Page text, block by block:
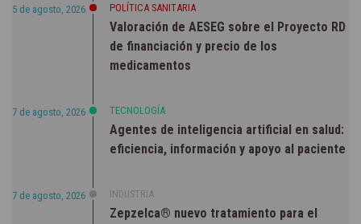
5 de agosto, 2026 POLÍTICA SANITARIA
Valoración de AESEG sobre el Proyecto RD
de financiación y precio de los
medicamentos
7 de agosto, 2026 TECNOLOGÍA
Agentes de inteligencia artificial en salud:
eficiencia, información y apoyo al paciente
7 de agosto, 2026 INDUSTRIA
Zepzelca® nuevo tratamiento para el